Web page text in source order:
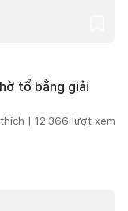
tổ bằng giải
| 12.366 lượt xem